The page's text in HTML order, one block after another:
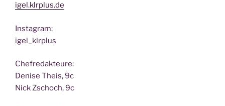
igel.klrplus.de
Insta­gram:
igel_klrplus
Chef­re­dak­teu­re:
Deni­se Theis, 9c
Nick Zscho­ch, 9c